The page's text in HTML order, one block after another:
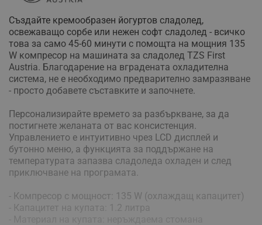
Създайте кремообразен йогуртов сладолед,
освежаващо сорбе или нежен софт сладолед - всичко
това за само 45-60 минути с помощта на мощния 135
W компресор на машината за сладолед TZS First
Austria. Благодарение на вградената охладителна
система, не е необходимо предварително замразяване
- просто добавете съставките и започнете.
Персонализирайте времето за разбъркване, за да
постигнете желаната от вас консистенция.
Управлението е интуитивно чрез LCD дисплей и
бутонно меню, а функцията за поддържане на
температурата запазва сладоледа охладен и след
приключване на програмата.
- Компресор с мощност: 135 W (охлаждащ капацитет)
- Капацитет на купата: 1.2 литра